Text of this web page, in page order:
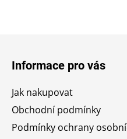
Informace pro vás
Jak nakupovat
Obchodní podmínky
Podmínky ochrany